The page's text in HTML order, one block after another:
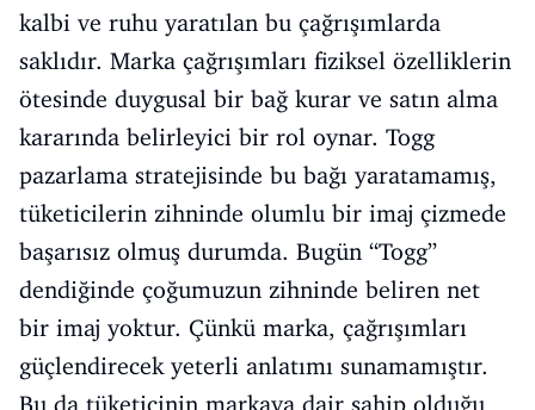
kalbi ve ruhu yaratılan bu çağrışımlarda
saklıdır. Marka çağrışımları fiziksel özelliklerin
ötesinde duygusal bir bağ kurar ve satın alma
kararında belirleyici bir rol oynar. Togg
pazarlama stratejisinde bu bağı yaratamamış,
tüketicilerin zihninde olumlu bir imaj çizmede
başarısız olmuş durumda. Bugün “Togg”
dendiğinde çoğumuzun zihninde beliren net
bir imaj yoktur. Çünkü marka, çağrışımları
güçlendirecek yeterli anlatımı sunamamıştır.
Bu da tüketicinin markaya dair sahip olduğu